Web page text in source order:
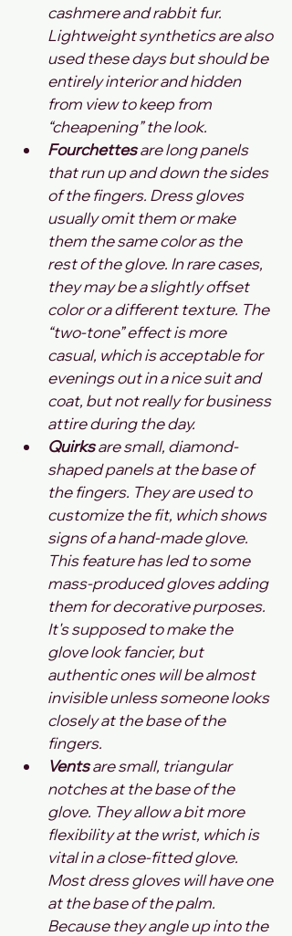
cashmere and rabbit fur.
Lightweight synthetics are also
used these days but should be
entirely interior and hidden
from view to keep from
“cheapening” the look.
Fourchettes are long panels
that run up and down the sides
of the fingers. Dress gloves
usually omit them or make
them the same color as the
rest of the glove. In rare cases,
they may be a slightly offset
color or a different texture. The
“two-tone” effect is more
casual, which is acceptable for
evenings out in a nice suit and
coat, but not really for business
attire during the day.
Quirks are small, diamond-
shaped panels at the base of
the fingers. They are used to
customize the fit, which shows
signs of a hand-made glove.
This feature has led to some
mass-produced gloves adding
them for decorative purposes.
It's supposed to make the
glove look fancier, but
authentic ones will be almost
invisible unless someone looks
closely at the base of the
fingers.
Vents are small, triangular
notches at the base of the
glove. They allow a bit more
flexibility at the wrist, which is
vital in a close-fitted glove.
Most dress gloves will have one
at the base of the palm.
Because they angle up into the